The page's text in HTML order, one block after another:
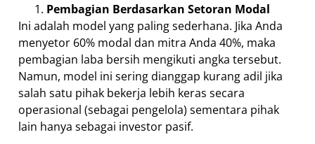
Pembagian Berdasarkan Setoran Modal
Ini adalah model yang paling sederhana. Jika Anda
menyetor 60% modal dan mitra Anda 40%, maka
pembagian laba bersih mengikuti angka tersebut.
Namun, model ini sering dianggap kurang adil jika
salah satu pihak bekerja lebih keras secara
operasional (sebagai pengelola) sementara pihak
lain hanya sebagai investor pasif.